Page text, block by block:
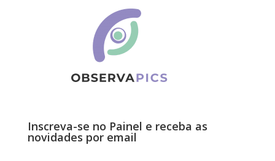
Inscreva-se no Painel e receba as
novidades por email